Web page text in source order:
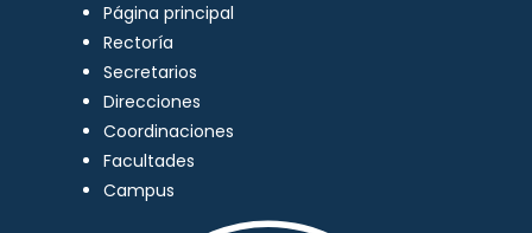
Página principal
Rectoría
Secretarios
Direcciones
Coordinaciones
Facultades
Campus